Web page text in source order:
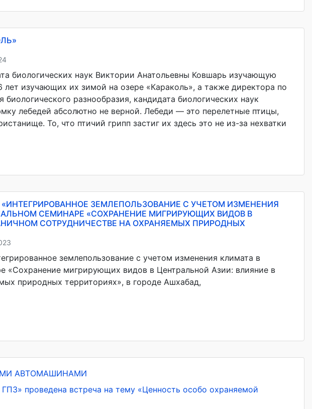
биологических наук Виктории Анатольевны Ковшарь изучающую
лет изучающих их зимой на озере «Караколь», а также директора по
разнообразия, кандидата биологических наук
лебедей абсолютно не верной. Лебеди — это перелетные птицы,
То, что птичий грипп застиг их здесь это не из-за нехватки
ЗЕМЛЕПОЛЬЗОВАНИЕ С УЧЕТОМ ИЗМЕНЕНИЯ
СЕМИНАРЕ «СОХРАНЕНИЕ МИГРИРУЮЩИХ ВИДОВ В
СОТРУДНИЧЕСТВЕ НА ОХРАНЯЕМЫХ ПРИРОДНЫХ
землепользование с учетом изменения климата в
«Сохранение мигрирующих видов в Центральной Азии: влияние в
природных территориях», в городе Ашхабад,
АВТОМАШИНАМИ
проведена встреча на тему «Ценность особо охраняемой